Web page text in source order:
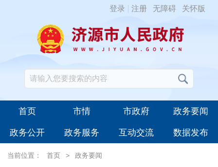
登录 注册 无障碍 关怀版
首页 市情 市政府 政务要闻
政务公开 政务服务 互动交流 数据发布
当前位置： 首页 > 政务要闻